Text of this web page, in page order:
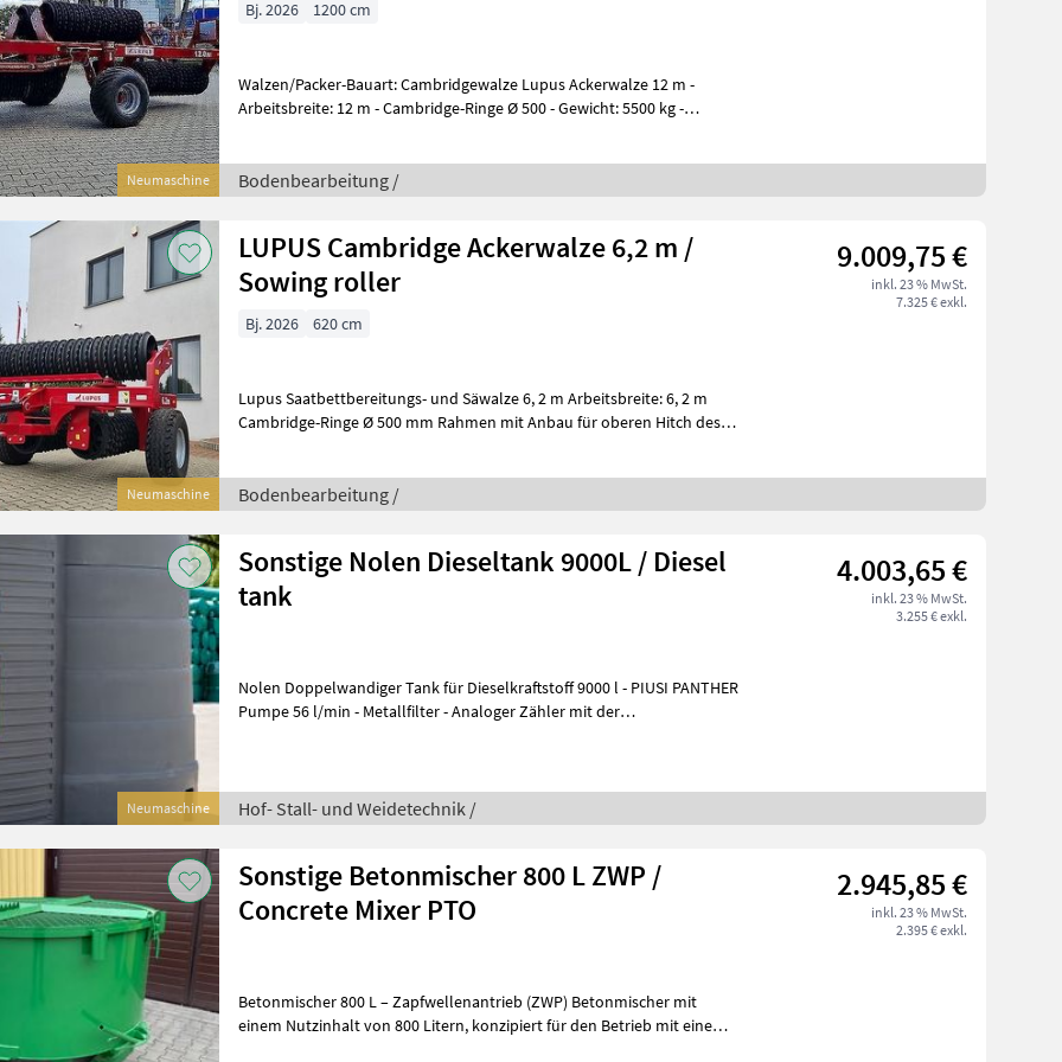
Neumaschine
Bj. 2026 1200 cm
Walzen/Packer-Bauart: Cambridgewalze Lupus Ackerwalze 12 m -
Arbeitsbreite: 12 m - Cambridge-Ringe Ø 500 - Gewicht: 5500 kg -
Bodenbearbeitung /
Neumaschine
LUPUS Cambridge Ackerwalze 6,2 m /
Sowing roller
9.009,75 €
inkl. 23 % MwSt.
7.325 € exkl.
Bj. 2026 620 cm
Lupus Saatbettbereitungs- und Säwalze 6, 2 m Arbeitsbreite: 6, 2 m
Cambridge-Ringe Ø 500 mm Rahmen mit Anbau für oberen Hitch des
Bodenbearbeitung /
Neumaschine
Sonstige Nolen Dieseltank 9000L / Diesel
tank
4.003,65 €
inkl. 23 % MwSt.
3.255 € exkl.
Nolen Doppelwandiger Tank für Dieselkraftstoff 9000 l - PIUSI PANTHER
Pumpe 56 l/min - Metallfilter - Analoger Zähler mit der
Hof- Stall- und Weidetechnik /
Sonstige Betonmischer 800 L ZWP /
Concrete Mixer PTO
2.945,85 €
inkl. 23 % MwSt.
2.395 € exkl.
Betonmischer 800 L – Zapfwellenantrieb (ZWP) Betonmischer mit
einem Nutzinhalt von 800 Litern, konzipiert für den Betrieb mit einem